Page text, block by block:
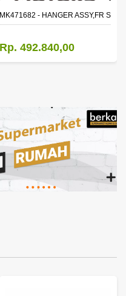
REVERSE
MK471682 - HANGER ASSY,FR
Rp. 492.840,00